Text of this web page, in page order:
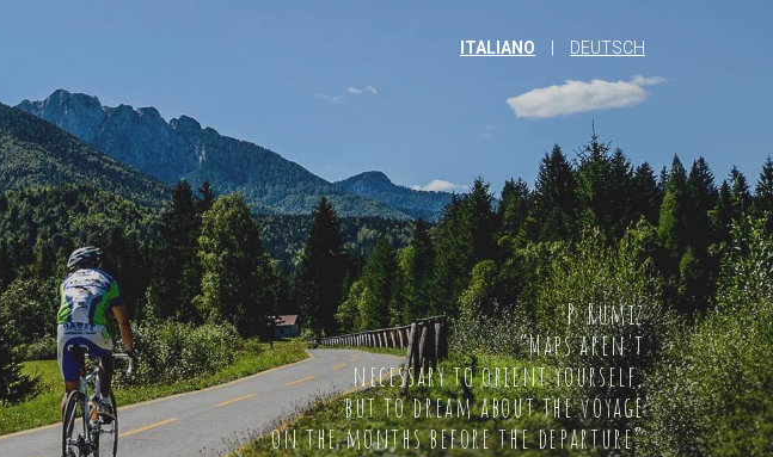
P. Rumiz
“Maps aren't
necessary to orient yourself,
but to dream about the voyage
on the months before the departure”
ITALIANO DEUTSCH